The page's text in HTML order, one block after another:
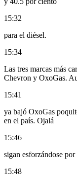
15:32
para el diésel.
15:34
Las tres marcas más
Chevron y OxoGas.
15:41
ya bajó OxoGas
en el país. Ojalá
15:46
sigan esforzándose por
15:48